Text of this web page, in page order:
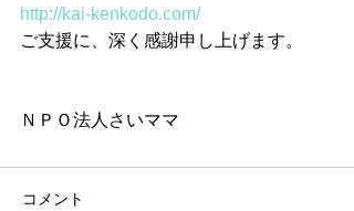
http://kai-kenkodo.com/
ご支援に、深く感謝申し上げます。
ＮＰＯ法人さいママ
コメント